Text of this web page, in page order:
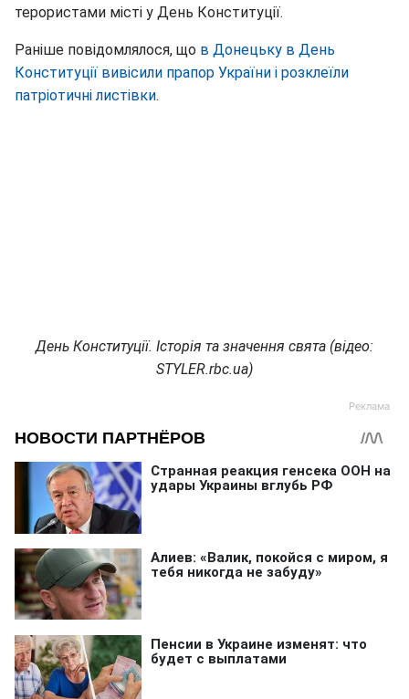
терористами місті у День Конституції.
Раніше повідомлялося, що в Донецьку в День
Конституції вивісили прапор України і розклеїли
патріотичні листівки.
День Конституції. Історія та значення свята (відео:
STYLER.rbc.ua)